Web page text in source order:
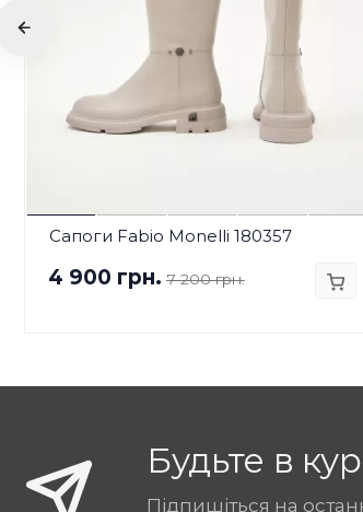
Сапоги Fabio Monelli 180357
4 900 грн. 7 200 грн.
Будьте в
Підпишіться на